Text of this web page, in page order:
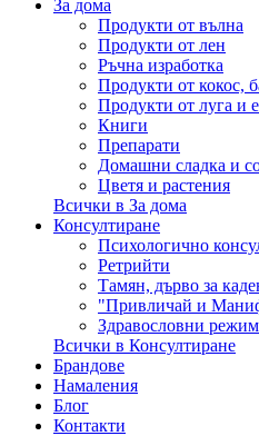
За дома
Продукти от вълна
Продукти от лен
Ръчна изработка
Продукти от кокос,
Продукти от луга и
Книги
Препарати
Домашни сладка и
Цветя и растения
Всички в За дома
Консултиране
Психологично
Ретрийти
Тамян, дърво за
"Привличай и
Здравословни
Всички в Консултиране
Брандове
Намаления
Блог
Контакти